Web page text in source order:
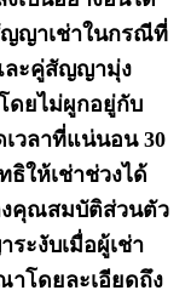
ญญาเช่าในกรณีที่
ละคู่สัญญามุ่ง
ดยไม่ผูกอยู่กับ
วลาที่แน่นอน 30
ให้เช่าช่วงได้
งคุณสมบัติส่วนตัว
ะงับเมื่อผู้เช่า
าโดยละเอียดถึง